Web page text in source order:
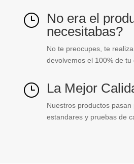
} No era el
necesitabas?
No te preocupes, te
devolvemos el 100% de tu
} La Mejor
Nuestros productos
estandares y pruebas de